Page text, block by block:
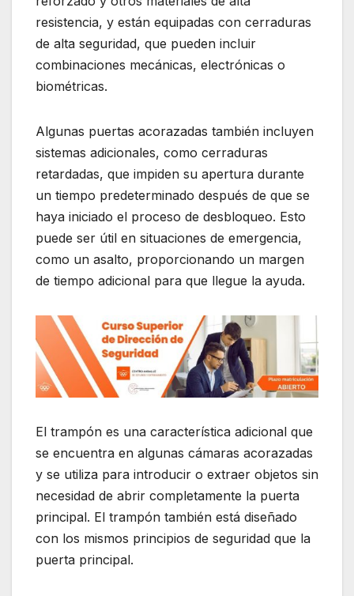
resistencia, y están equipadas con cerraduras
de alta seguridad, que pueden incluir
combinaciones mecánicas, electrónicas o
biométricas.
Algunas puertas acorazadas también incluyen
sistemas adicionales, como cerraduras
retardadas, que impiden su apertura durante
un tiempo predeterminado después de que se
haya iniciado el proceso de desbloqueo. Esto
puede ser útil en situaciones de emergencia,
como un asalto, proporcionando un margen
de tiempo adicional para que llegue la ayuda.
El trampón es una característica adicional que
se encuentra en algunas cámaras acorazadas
y se utiliza para introducir o extraer objetos sin
necesidad de abrir completamente la puerta
principal. El trampón también está diseñado
con los mismos principios de seguridad que la
puerta principal.